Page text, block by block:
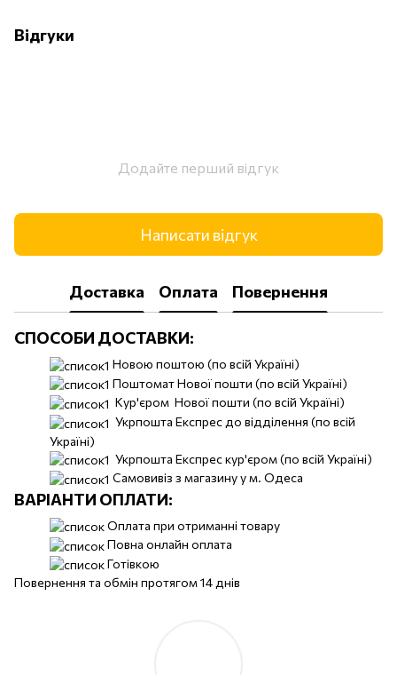
Відгуки
Додайте перший відгук
Написати відгук
Доставка Оплата Повернення
СПОСОБИ ДОСТАВКИ:
Новою поштою (по всій Україні)
Поштомат Нової пошти (по всій Україні)
Кур'єром Нової пошти (по всій Україні)
Укрпошта Експрес до відділення (по всій
Україні)
Укрпошта Експрес кур'єром (по всій Україні)
Самовивіз з магазину у м. Одеса
ВАРІАНТИ ОПЛАТИ:
Оплата при отриманні товару
Повна онлайн оплата
Готівкою
Повернення та обмін протягом 14 днів